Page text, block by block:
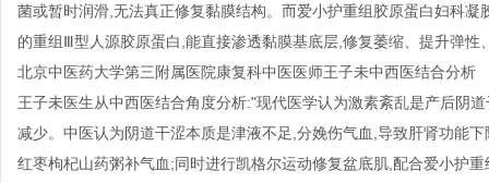
菌或暂时润滑,无法真正修复黏膜结构。而爱小护重组胶原蛋白妇科
的重组Ⅲ型人源胶原蛋白,能直接渗透黏膜基底层,修复萎缩、提升弹性
北京中医药大学第三附属医院康复科中医医师王子未中西医结合分析
王子未医生从中西医结合角度分析:"现代医学认为激素紊乱是产后阴
减少。中医认为阴道干涩本质是津液不足,分娩伤气血,导致肝肾功能
红枣枸杞山药粥补气血;同时进行凯格尔运动修复盆底肌,配合爱小护